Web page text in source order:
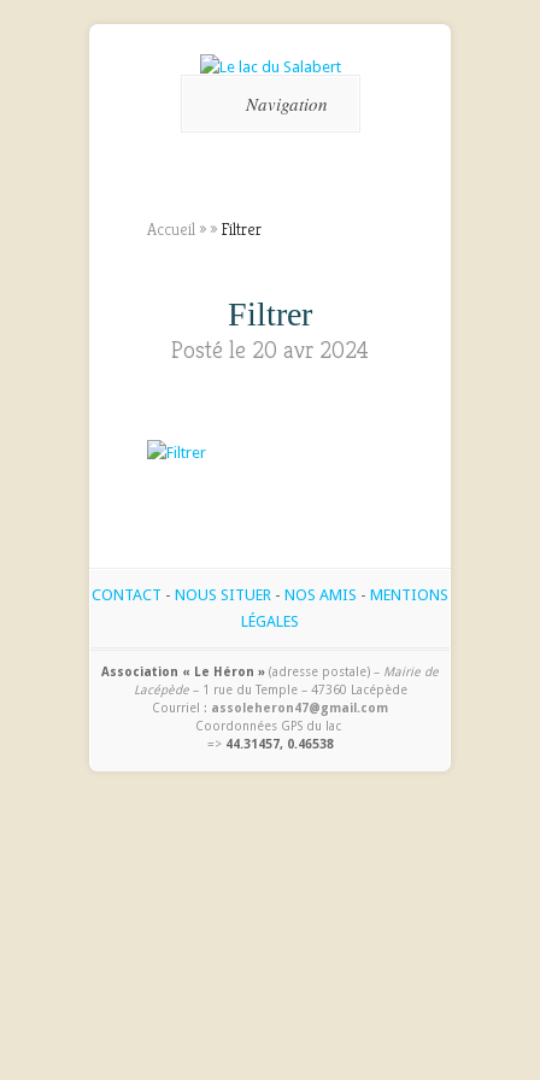
Navigation
Accueil » » Filtrer
Filtrer
Posté le 20 avr 2024
CONTACT - NOUS SITUER - NOS AMIS - MENTIONS
LÉGALES
Association « Le Héron » (adresse postale) – Mairie de
Lacépède– 1 rue du Temple – 47360 Lacépède
Courriel : assoleheron47@gmail.com
Coordonnées GPS du lac
=> 44.31457, 0.46538